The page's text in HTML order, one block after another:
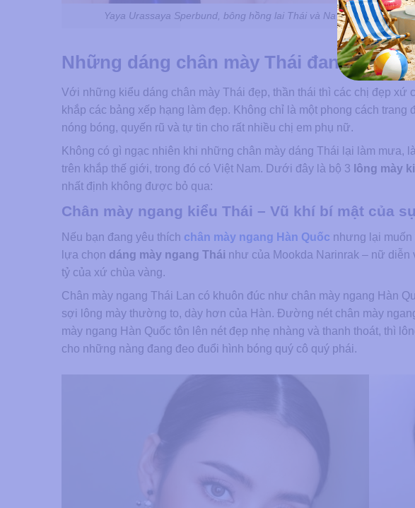
Yaya Urassaya Sperbund, bông hồng lai Thái và Na Uy, đứng vị trí
Những dáng chân mày Thái đang làm
Với những kiểu dáng chân mày Thái đẹp, thần thái thì các chị đẹp xứ
khắp các bảng xếp hạng làm đẹp. Không chỉ là một phong cách
nóng bóng, quyến rũ và tự tin cho rất nhiều chị em phụ nữ.
Không có gì ngạc nhiên khi những chân mày dáng Thái lại làm mưa,
trên khắp thế giới, trong đó có Việt Nam. Dưới đây là bộ 3 lông mày
nhất định không được bỏ qua:
Chân mày ngang kiểu Thái – Vũ khí bí mật của
Nếu bạn đang yêu thích chân mày ngang Hàn Quốc nhưng lại muốn
lựa chọn dáng mày ngang Thái như của Mookda Narinrak – nữ
tỷ của xứ chùa vàng.
Chân mày ngang Thái Lan có khuôn đúc như chân mày ngang Hàn
sợi lông mày thường to, dày hơn của Hàn. Đường nét chân mày
mày ngang Hàn Quốc tôn lên nét đẹp nhẹ nhàng và thanh thoát, thì
cho những nàng đang đeo đuổi hình bóng quý cô quý phái.